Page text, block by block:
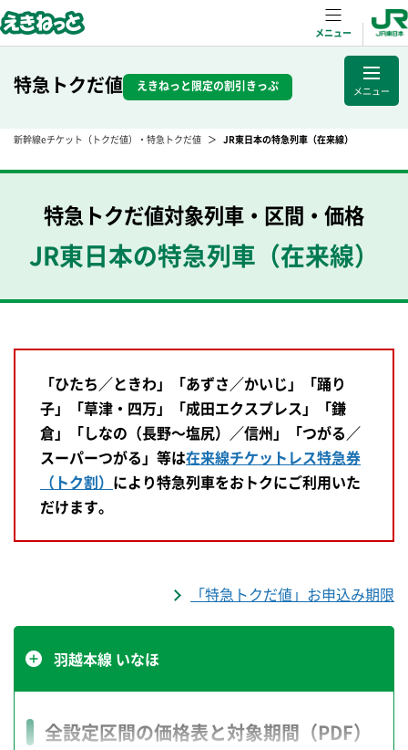
メニュー
特急トクだ値 えきねっと限定の割引きっぷ メニュー
新幹線eチケット（トクだ値）・特急トクだ値 JR東日本の特急列車（在来線）
特急トクだ値対象列車・区間・価格
JR東日本の特急列車（在来線）
「ひたち／ときわ」「あずさ／かいじ」「踊り
子」「草津・四万」「成田エクスプレス」「鎌
倉」「しなの（長野～塩尻）／信州」「つがる／
スーパーつがる」等は在来線チケットレス特急券
（トク割） により特急列車をおトクにご利用いた
だけます。
「特急トクだ値」お申込み期限
羽越本線 いなほ
全設定区間の価格表と対象期間（PDF）